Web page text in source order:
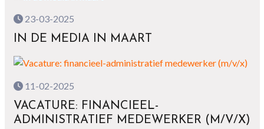
23-03-2025
IN DE MEDIA IN MAART
11-02-2025
VACATURE: FINANCIEEL-
ADMINISTRATIEF MEDEWERKER (M/V/X)